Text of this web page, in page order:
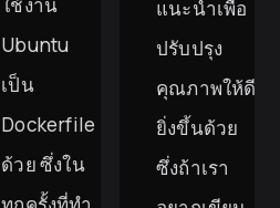
ใช้งาน
Ubuntu
เป็น
Dockerfile
ด้วย ซึ่งใน
แนะนำเพื่อ
ปรับปรุง
คุณภาพให้ดี
ยิ่งขึ้นด้วย
ซึ่งถ้าเรา